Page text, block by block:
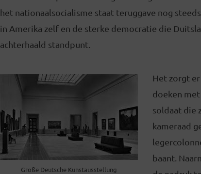
het nationaalsocialisme staat teruggave nog
in Amerika zelf en de sterke democratie die
achterhaald standpunt.
Große Deutsche Kunstausstellung
Het zorgt
doeken
soldaat die
kameraad
baant.